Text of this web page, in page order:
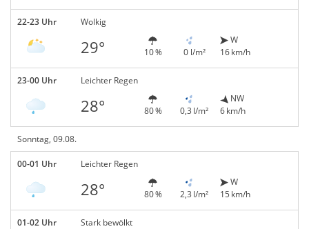
22-23 Uhr Wolkig
29° 10 % 0 l/m²
W
16 km/h
23-00 Uhr Leichter Regen
28° 80 % 0,3 l/m²
NW
6 km/h
Sonntag, 09.08.
00-01 Uhr Leichter Regen
28° 80 % 2,3 l/m²
W
15 km/h
01-02 Uhr Stark bewölkt